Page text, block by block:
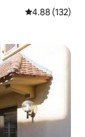
औसत रेटिंग 5 में से
4.88 (132)